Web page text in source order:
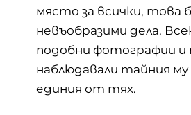
място за всички, това
невъобразими дела.
подобни фотографии и
наблюдавали тайния
единия от тях.